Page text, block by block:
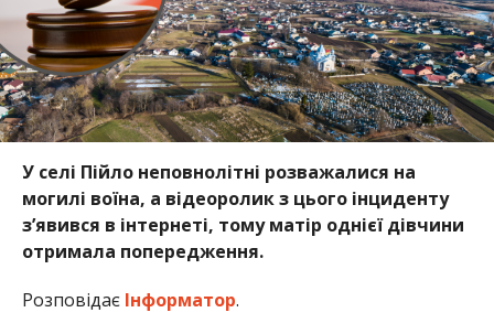
У селі Пійло неповнолітні розважалися на
могилі воїна, а відеоролик з цього інциденту
з’явився в інтернеті, тому матір однієї дівчини
отримала попередження.
Розповідає Інформатор.